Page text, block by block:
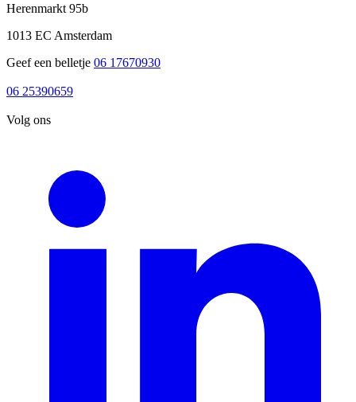
Herenmarkt 95b
1013 EC Amsterdam
Geef een belletje 06 17670930
06 25390659
Volg ons